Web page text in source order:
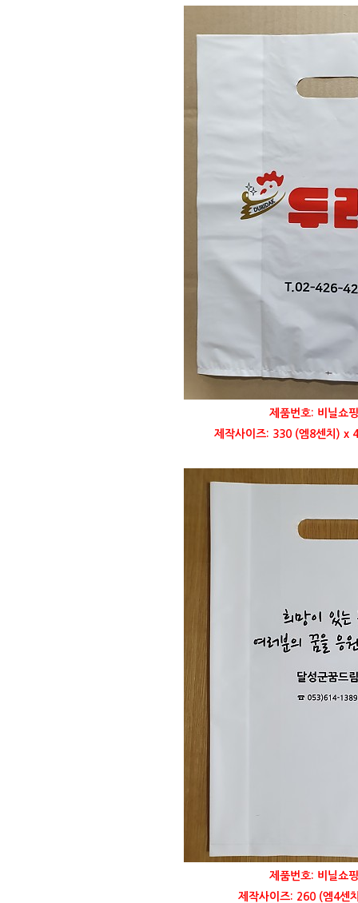
제품번호: 비닐쇼
제작사이즈: 330 (엠8센치) x
제품번호: 비닐쇼
제작사이즈: 260 (엠4센